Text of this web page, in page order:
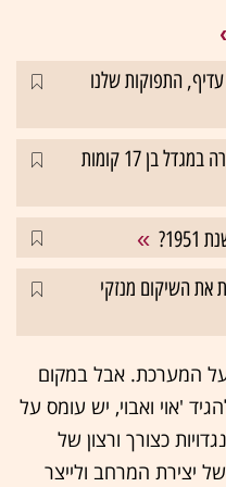
התפוקות שלנו
מאמן בית"ר ירושלים לשעבר רכש דירה במגדל בן 17 קומות
את השיקום מנזקי
על המערכת. אבל במקום
'אוי ואבוי, יש עומס על
כצורך ורצון של
יצירת המרחב ולייצר